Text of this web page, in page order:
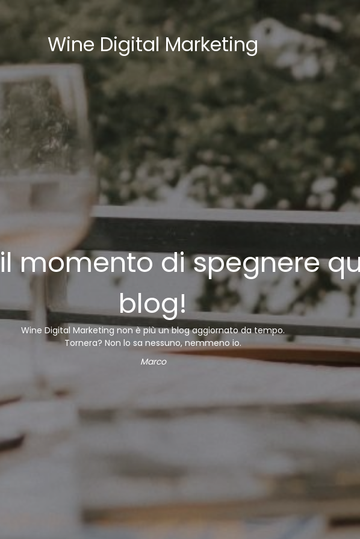
Wine Digital Marketing
momento di spegnere
blog!
Wine Digital Marketing non è più un blog aggiornato da tempo.
Tornera? Non lo sa nessuno, nemmeno io.
Marco